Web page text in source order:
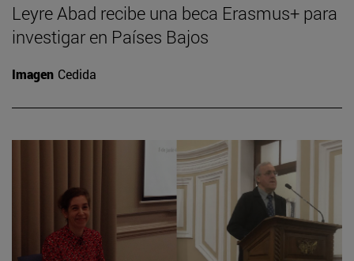
Leyre Abad recibe una beca Erasmus+ para
investigar en Países Bajos
Imagen Cedida